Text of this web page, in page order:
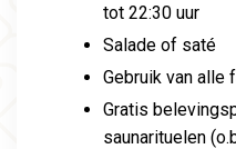
tot 22:30 uur
Salade of saté
Gebruik van alle
Gratis
saunarituelen